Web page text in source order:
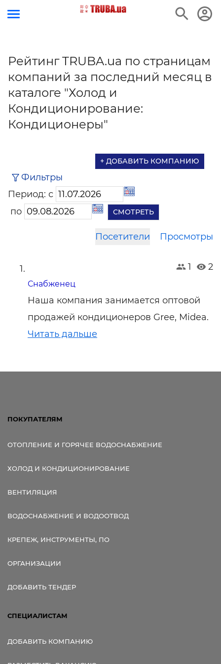
Рейтинг TRUBA.ua по страницам
компаний за последний месяц в
каталоге "Холод и
Кондиционирование:
Кондиционеры"
+ ДОБАВИТЬ КОМПАНИЮ
Фильтры
Период: с
по
Посетители Просмотры
1 2
Снабженец
Наша компания занимается оптовой
продажей кондиционеров Gree, Midea.
Читать дальше
ПОКУПАТЕЛЯМ
ОТОПЛЕНИЕ И ГОРЯЧЕЕ ВОДОСНАБЖЕНИЕ
ХОЛОД И КОНДИЦИОНИРОВАНИЕ
ВЕНТИЛЯЦИЯ
ВОДОСНАБЖЕНИЕ И ВОДООТВОД
КРЕПЕЖ, ИНСТРУМЕНТЫ, ПО
ОРГАНИЗАЦИИ
ДОБАВИТЬ ТЕНДЕР
СПЕЦИАЛИСТАМ
ДОБАВИТЬ КОМПАНИЮ